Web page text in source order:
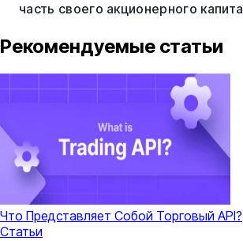
часть своего акционерного
Рекомендуемые статьи
Что Представляет Собой Торговый API?
Статьи